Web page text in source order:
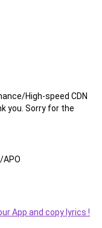
High-speed CDN
you. Sorry for the
APO
App and copy lyrics !